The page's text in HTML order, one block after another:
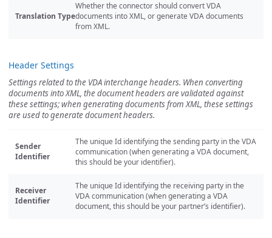
Translation Type
Whether the connector should convert VDA
documents into XML, or generate VDA documents
from XML.
Header Settings
Settings related to the VDA interchange headers. When converting
documents into XML, the document headers are validated against
these settings; when generating documents from XML, these settings
are used to generate document headers.
Sender
Identifier
The unique Id identifying the sending party in the VDA
communication (when generating a VDA document,
this should be your identifier).
Receiver
Identifier
The unique Id identifying the receiving party in the
VDA communication (when generating a VDA
document, this should be your partner’s identifier).